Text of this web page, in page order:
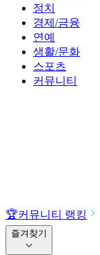
정치
경제/금융
연예
생활/문화
스포츠
커뮤니티
🏆커뮤니티 랭킹
즐겨찾기